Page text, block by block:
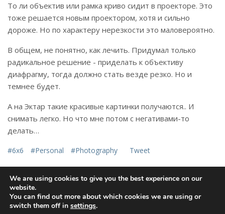
То ли объектив или рамка криво сидит в проекторе. Это
тоже решается новым проектором, хотя и сильно
дороже. Но по характеру нерезкости это маловероятно.
В общем, не понятно, как лечить. Придумал только
радикальное решение - приделать к объективу
диафрагму, тогда должно стать везде резко. Но и
темнее будет.
А на Эктар такие красивые картинки получаются.. И
снимать легко. Но что мне потом с негативами-то
делать…
#6x6 #Personal #Photography Tweet
© 2009-2026 mifki Pty Ltd
We are using cookies to give you the best experience on our
website.
You can find out more about which cookies we are using or
switch them off in settings.